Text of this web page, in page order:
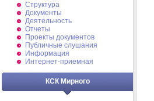
Структура
Документы
Деятельность
Отчеты
Проекты документов
Публичные слушания
Информация
Интернет-приемная
КСК Мирного